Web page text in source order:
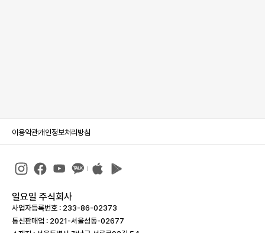
이용약관개인정보처리방침
일요일 주식회사
사업자등록번호 : 233-86-023­73
통신판매업 : 2021-서울성동-02677